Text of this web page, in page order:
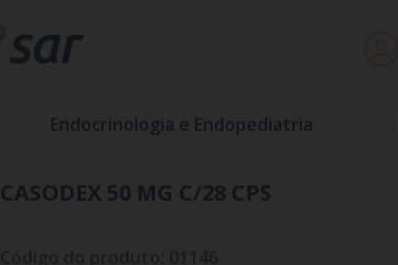
Endocrinologia e Endopediatria
CASODEX 50 MG C/28 CPS